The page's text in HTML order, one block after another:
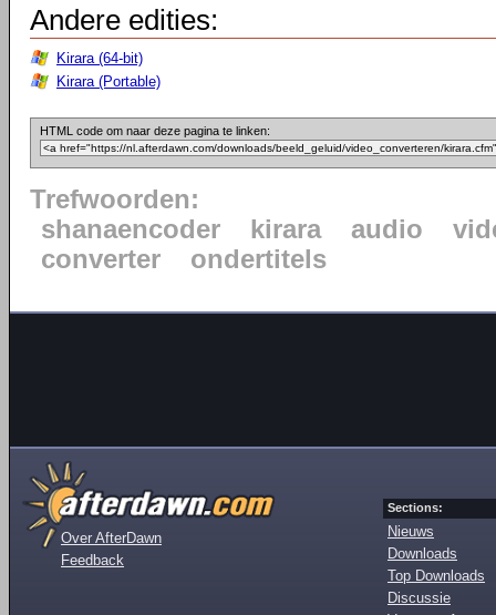
Andere edities:
Kirara (64-bit)
Kirara (Portable)
HTML code om naar deze pagina te linken:
Trefwoorden:
shanaencoder
kirara audio
converter
ondertitels
Over AfterDawn
Feedback
Sections:
Nieuws
Downloads
Top Downloads
Discussie